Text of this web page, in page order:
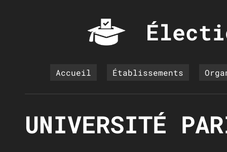
Accueil Établissements
UNIVERSITÉ